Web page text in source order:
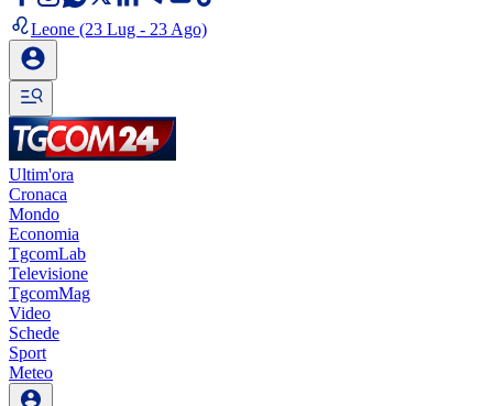
Leone (23 Lug - 23 Ago)
Ultim'ora
Cronaca
Mondo
Economia
TgcomLab
Televisione
TgcomMag
Video
Schede
Sport
Meteo